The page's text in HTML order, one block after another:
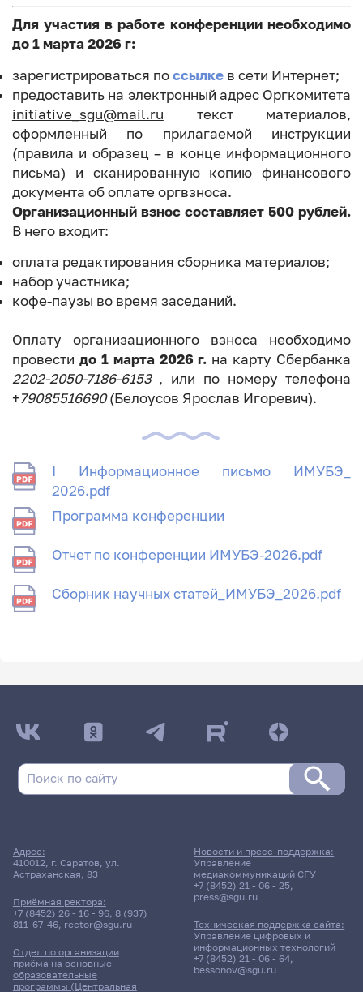
Для участия в работе конференции необходимо
до 1 марта 2026 г:
зарегистрироваться по ссылке в сети Интернет;
предоставить на электронный адрес Оргкомитета
initiative_sgu@mail.ru текст материалов,
оформленный по прилагаемой инструкции
(правила и образец – в конце информационного
письма) и сканированную копию финансового
документа об оплате оргвзноса.
Организационный взнос составляет 500 рублей.
В него входит:
оплата редактирования сборника материалов;
набор участника;
кофе-паузы во время заседаний.
Оплату организационного взноса необходимо
провести до 1 марта 2026 г. на карту Сбербанка
2202-2050-7186-6153, или по номеру телефона
+79085516690(Белоусов Ярослав Игоревич).
I Информационное письмо ИМУБЭ_
2026.pdf
Программа конференции
Отчет по конференции ИМУБЭ-2026.pdf
Сборник научных статей_ИМУБЭ_2026.pdf
Адрес:
410012, г. Саратов, ул.
Астраханская, 83
Приёмная ректора:
+7 (8452) 26 - 16 - 96, 8 (937)
811-67-46, rector@sgu.ru
Отдел по организации
приёма на основные
образовательные
программы (Центральная
Новости и пресс-поддержка:
Управление
медиакоммуникаций СГУ
+7 (8452) 21 - 06 - 25,
press@sgu.ru
Техническая поддержка сайта:
Управление цифровых и
информационных технологий
+7 (8452) 21 - 06 - 64,
bessonov@sgu.ru